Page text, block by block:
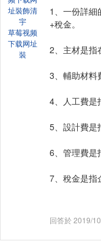
草莓视频
下载网址
裝
1、一
+稅金。
2、主材
3、輔助材
4、人工費是
5、設計費
6、管理費
7、稅金
回答於 2019/